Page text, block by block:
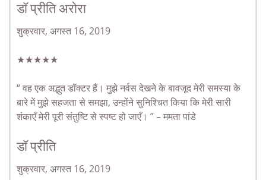
डॉ प्रीति अरोरा
शुक्रवार, अगस्त 16, 2019
★★★★★
“ वह एक अद्भुत डॉक्टर हैं। मुझे नर्वस देखने के बावजूद मेरी समस्या के
बारे में मुझे सहजता से समझा, उन्होंने सुनिश्चित किया कि मेरी सारी
शंकाएँ मेरी पूरी संतुष्टि से स्पष्ट हो जाएँ। ” – ममता पांडे
डॉ प्रीति
शुक्रवार, अगस्त 16, 2019